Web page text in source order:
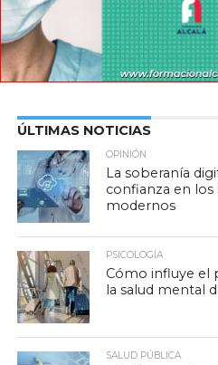
ÚLTIMAS NOTICIAS
OPINIÓN
La soberanía
confianza en los
modernos
PSICOLOGÍA
Cómo influye el
la salud mental
SALUD PÚBLICA